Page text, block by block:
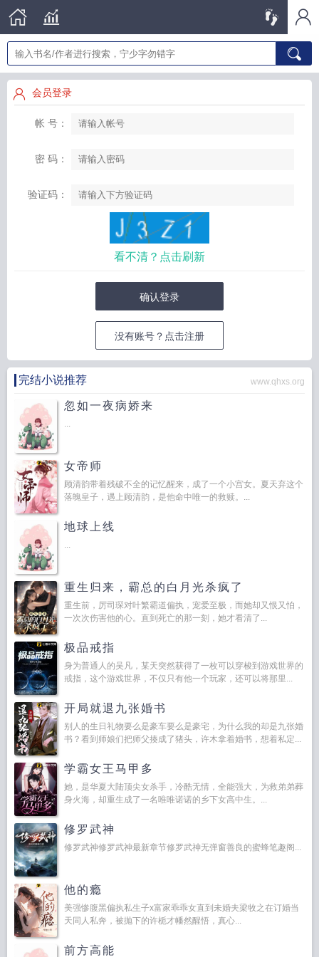
会员登录
帐 号：
密 码：
验证码：
看不清？点击刷新
确认登录
没有账号？点击注册
完结小说推荐 www.qhxs.org
忽如一夜病娇来
女帝师
顾清韵带着残破不全的记忆醒来，成了一个小宫女。夏天弃这个
落魄皇子，遇上顾清韵，是他命中唯一的救赎。...
地球上线
重生归来，霸总的白月光杀疯了
重生前，厉司琛对叶繁霸道偏执，宠爱至极，而她却又恨又怕，
一次次伤害他的心。直到死亡的那一刻，她才看清了...
极品戒指
身为普通人的吴凡，某天突然获得了一枚可以穿梭到游戏世界的
戒指，这个游戏世界，不仅只有他一个玩家，还可以将那里...
开局就退九张婚书
别人的生日礼物要么是豪车要么是豪宅，为什么我的却是九张婚
书？看到师娘们把师父揍成了猪头，许木拿着婚书，想着私定...
学霸女王马甲多
她，是华夏大陆顶尖女杀手，冷酷无情，全能强大，为救弟弟葬
身火海，却重生成了一名唯唯诺诺的乡下女高中生。...
修罗武神
修罗武神修罗武神最新章节修罗武神无弹窗善良的蜜蜂笔趣阁...
他的瘾
美强惨腹黑偏执私生子x富家乖乖女直到未婚夫梁牧之在订婚当
天同人私奔，被抛下的许栀才幡然醒悟，真心...
前方高能